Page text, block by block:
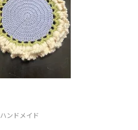
ハンドメイド